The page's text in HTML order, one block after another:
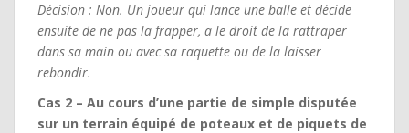
Décision : Non. Un joueur qui lance une balle et décide
ensuite de ne pas la frapper, a le droit de la rattraper
dans sa main ou avec sa raquette ou de la laisser
rebondir.
Cas 2 – Au cours d’une partie de simple disputée
sur un terrain équipé de poteaux et de piquets de